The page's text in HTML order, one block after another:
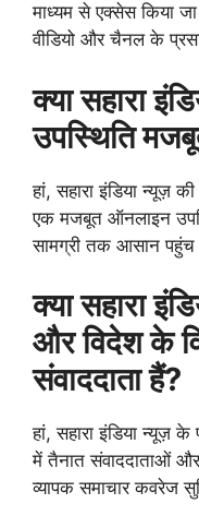
माध्यम से एक्सेस किया
वीडियो और चैनल के
क्या सहारा
उपस्थिति
हां, सहारा इंडिया न्यूज़
एक मजबूत ऑनलाइन
सामग्री तक आसान पहुंच
क्या सहारा
और विदेश के
संवाददाता हैं?
हां, सहारा इंडिया न्यूज़
में तैनात संवाददाताओं
व्यापक समाचार कवरेज